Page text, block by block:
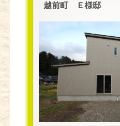
越前町 Ｅ様邸